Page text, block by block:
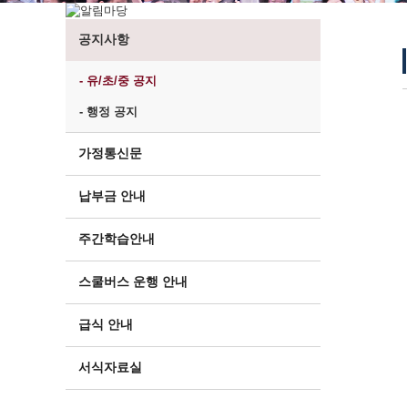
공지사항
- 유/초/중 공지
- 행정 공지
가정통신문
납부금 안내
주간학습안내
스쿨버스 운행 안내
급식 안내
서식자료실